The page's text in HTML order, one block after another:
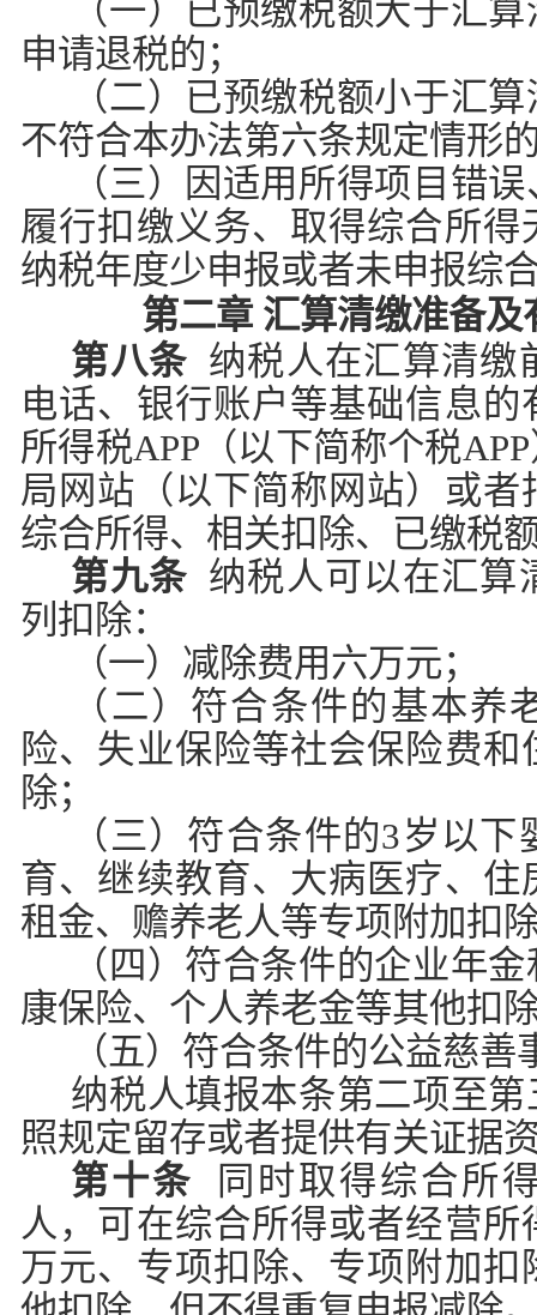
（一）已预缴税额大于汇
申请退税的；
（二）已预缴税额小于汇
不符合本办法第六条规定情形
（三）因适用所得项目错
履行扣缴义务、取得综合所得
纳税年度少申报或者未申报综
第二章 汇算清缴准备及
第八条 纳税人在汇算清缴
电话、银行账户等基础信息
所得税APP（以下简称个税
局网站（以下简称网站）或者
综合所得、相关扣除、已缴税
第九条 纳税人可以在汇算
列扣除：
（一）减除费用六万元；
（二）符合条件的基本养
险、失业保险等社会保险费
除；
（三）符合条件的3岁以
育、继续教育、大病医疗、
租金、赡养老人等专项附加扣
（四）符合条件的企业年
康保险、个人养老金等其他扣
（五）符合条件的公益慈善
纳税人填报本条第二项至
照规定留存或者提供有关证据
第十条 同时取得综合所
人，可在综合所得或者经营
万元、专项扣除、专项附加